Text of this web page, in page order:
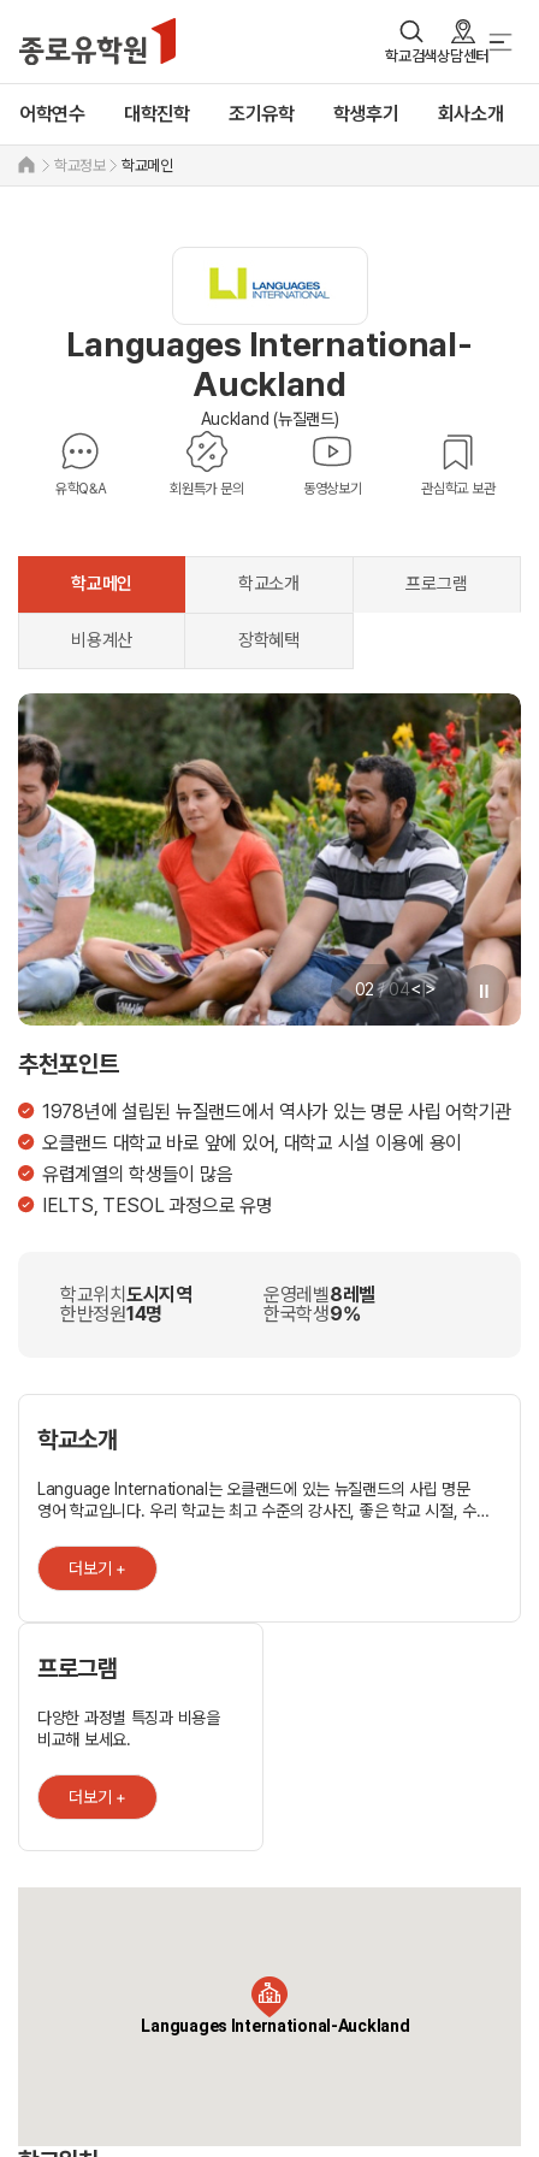
학교검색상담센터
어학연수 대학진학 조기유학 학생후기 회사소개
학교정보 학교메인
Languages International-
Auckland
Auckland (뉴질랜드)
유학Q&A 회원특가 문의 동영상보기 관심학교 보관
학교메인 학교소개 프로그램
비용계산 장학혜택
02/04<|>
추천포인트
1978년에 설립된 뉴질랜드에서 역사가 있는 명문 사립 어학기관
오클랜드 대학교 바로 앞에 있어, 대학교 시설 이용에 용이
유렵계열의 학생들이 많음
IELTS, TESOL 과정으로 유명
학교위치 도시지역 운영레벨8레벨
한반정원14명 한국학생9%
학교소개
Language International는 오클랜드에 있는 뉴질랜드의 사립 명문
영어 학교입니다. 우리 학교는 최고 수준의 강사진, 좋은 학교 시절, 수준
서비스를 제공할 것 입니다. 또한 체계적인 예약 시스템은 학생들과 유학
담당자들에게 편리 할 것입니다. 왜 외국어를 선택하는가? [수준높은
교육] 검증된 자격을 갖추고 경험이 풍부하며 친절한 선생님들이
효과적이고 즐거운 방법으로 학습 목표를 달성할 수 있도록 도와
수업과 선생님 훈련 과정을 가지고 있습니다. 학습 센터: 학습 센터에서,
우리는 당신의 영어 강좌가 많은 공부 자료와 선생님들의 도움으로,
당신의 개인적인 필요에 가능한 가깝게 되도록 돕는다. 테스트 및 상담:
정기적인 진행 테스트와 일대일 상담은 여러분이 학습 목표에 얼마나
가까운지를 알 수 있도록 도와 줍니다. Language International은
학생들이 뉴질랜드 국제 언어학의 멋지고 독특한 경험을 할 수 있기를
바랍니다. 학생 서비스: 우리의 친근한 학생 서비스 팀은 항상 학생들에게
정보, 조언, 그리고 다른 실질적인 도움을 줄 준비가 되어 있습니다..
언제든지 본인의 언어로 수업시간에 도움을 받을 수 있습니다. 숙박:
1978년에 설립된 뉴질랜드에서 가장 오래된 사람 영어 학교이며,
학생들에게 최고의 영어 과정과 뉴질랜드의 생활을 제공하였습니다.
[우리 연결] Language International 은 여러 기관들과
더보기 +
프로그램
다양한 과정별 특징과 비용을
비교해 보세요.
더보기 +
Languages International-Auckland